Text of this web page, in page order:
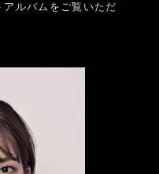
ルバムをご覧いただ